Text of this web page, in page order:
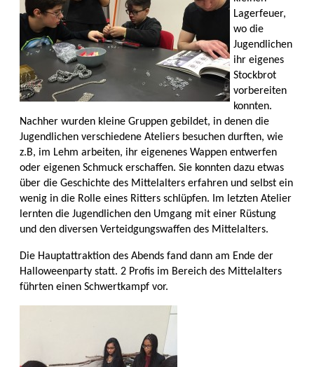
Lagerfeuer,
wo die
Jugendlichen
ihr eigenes
Stockbrot
vorbereiten
konnten.
Nachher wurden kleine Gruppen gebildet, in denen die
Jugendlichen verschiedene Ateliers besuchen durften, wie
z.B, im Lehm arbeiten, ihr eigenenes Wappen entwerfen
oder eigenen Schmuck erschaffen. Sie konnten dazu etwas
über die Geschichte des Mittelalters erfahren und selbst ein
wenig in die Rolle eines Ritters schlüpfen. Im letzten Atelier
lernten die Jugendlichen den Umgang mit einer Rüstung
und den diversen Verteidgungswaffen des Mittelalters.
Die Hauptattraktion des Abends fand dann am Ende der
Halloweenparty statt. 2 Profis im Bereich des Mittelalters
führten einen Schwertkampf vor.